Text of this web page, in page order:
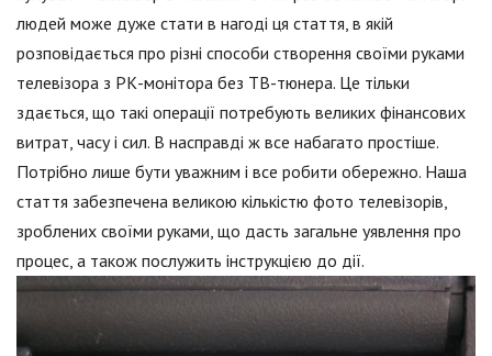
людей може дуже стати в нагоді ця стаття, в якій
розповідається про різні способи створення своїми руками
телевізора з РК-монітора без ТВ-тюнера. Це тільки
здається, що такі операції потребують великих фінансових
витрат, часу і сил. В насправді ж все набагато простіше.
Потрібно лише бути уважним і все робити обережно. Наша
стаття забезпечена великою кількістю фото телевізорів,
зроблених своїми руками, що дасть загальне уявлення про
процес, а також послужить інструкцією до дії.